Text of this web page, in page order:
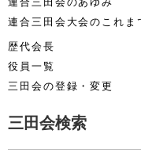
連合三田会大会のこれま
歴代会長
役員一覧
三田会の登録・変更
三田会検索